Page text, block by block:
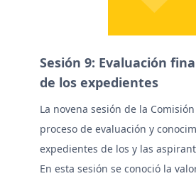
Sesión 9: Evaluación
de los expedientes
La novena sesión de la
proceso de evaluación y
expedientes de los y las
En esta sesión se conoció la